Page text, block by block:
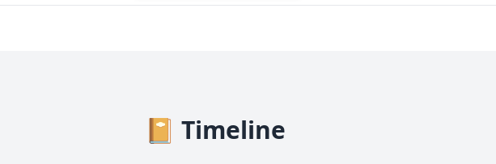
📔 Timeline